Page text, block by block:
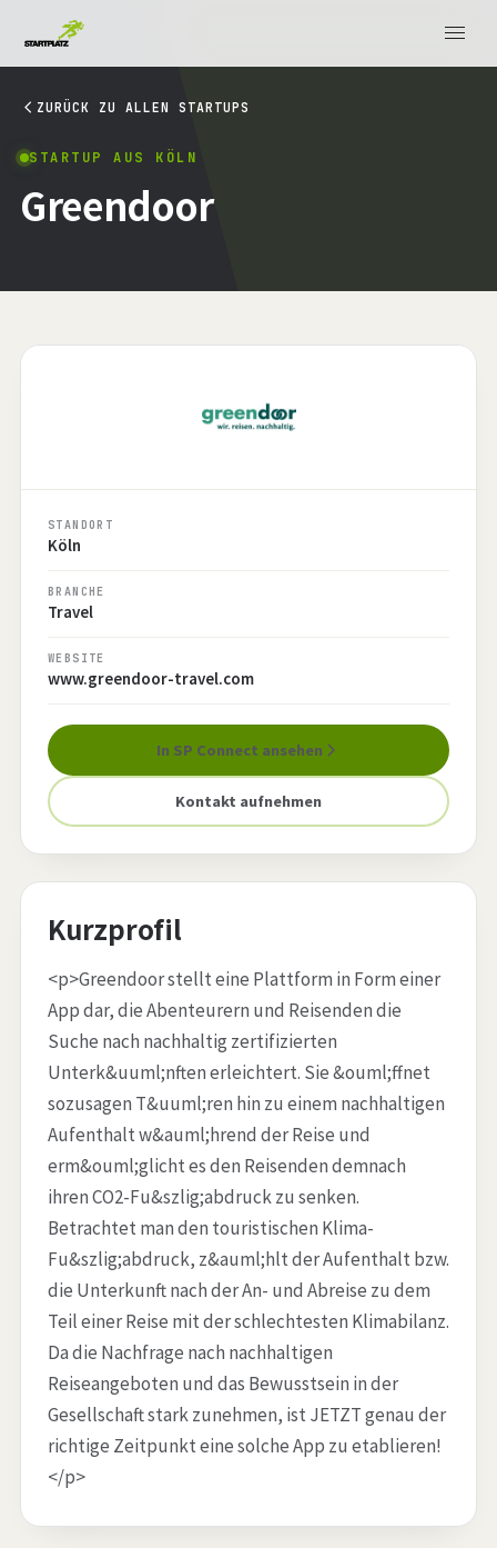
ZURÜCK ZU ALLEN STARTUPS
STARTUP AUS KÖLN
Greendoor
STANDORT
Köln
BRANCHE
Travel
WEBSITE
www.greendoor-travel.com
In SP Connect ansehen
Kontakt aufnehmen
Kurzprofil
<p>Greendoor stellt eine Plattform in Form einer
App dar, die Abenteurern und Reisenden die
Suche nach nachhaltig zertifizierten
Unterk&uuml;nften erleichtert. Sie &ouml;ffnet
sozusagen T&uuml;ren hin zu einem nachhaltigen
Aufenthalt w&auml;hrend der Reise und
erm&ouml;glicht es den Reisenden demnach
ihren CO2-Fu&szlig;abdruck zu senken.
Betrachtet man den touristischen Klima-
Fu&szlig;abdruck, z&auml;hlt der Aufenthalt bzw.
die Unterkunft nach der An- und Abreise zu dem
Teil einer Reise mit der schlechtesten Klimabilanz.
Da die Nachfrage nach nachhaltigen
Reiseangeboten und das Bewusstsein in der
Gesellschaft stark zunehmen, ist JETZT genau der
richtige Zeitpunkt eine solche App zu etablieren!
</p>